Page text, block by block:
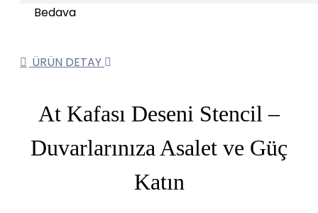
ÜRÜN DETAY
At Kafası Deseni Stencil –
Duvarlarınıza Asalet ve Güç
Katın